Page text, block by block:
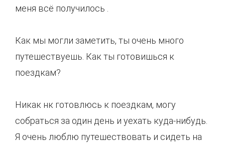
меня всё получилось .
Как мы могли заметить, ты очень много
путешествуешь. Как ты готовишься к
поездкам?
Никак нк готовлюсь к поездкам, могу
собраться за один день и уехать куда-нибудь.
Я очень люблю путешествовать и сидеть на